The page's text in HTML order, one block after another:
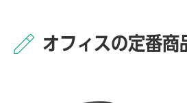
オフィスの定番商